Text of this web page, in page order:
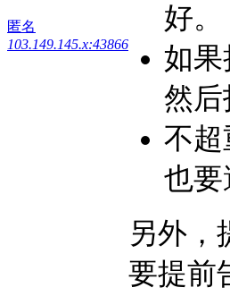
匿名
103.149.145.x:43866
好。
如果
然后
不超
也要
另外，
要提前